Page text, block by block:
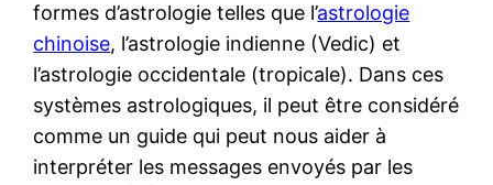
formes d’astrologie telles que l’astrologie
chinoise, l’astrologie indienne (Vedic) et
l’astrologie occidentale (tropicale). Dans ces
systèmes astrologiques, il peut être considéré
comme un guide qui peut nous aider à
interpréter les messages envoyés par les